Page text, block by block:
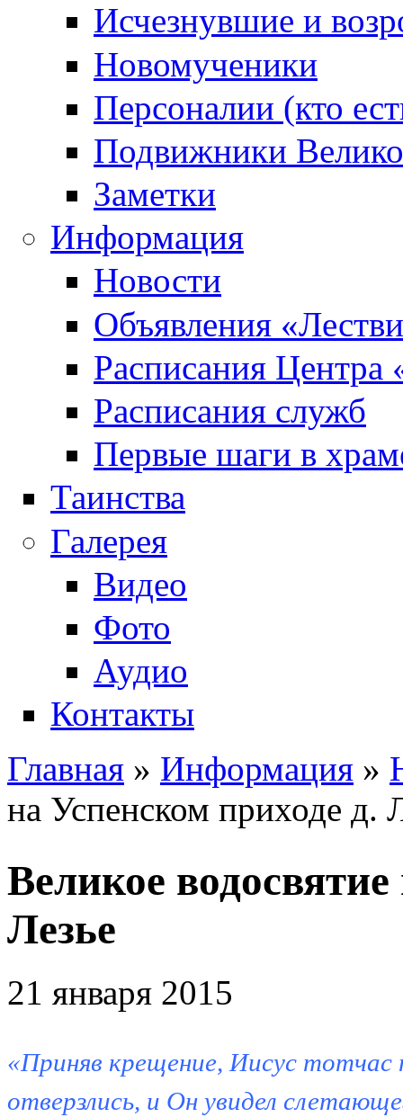
Исчезнувшие и
Новомученики
Персоналии (кто
Подвижники
Заметки
Информация
Новости
Объявления
Расписания Центра
Расписания служб
Первые шаги в
Таинства
Галерея
Видео
Фото
Аудио
Контакты
Вы здесь
Главная » Информация »
на Успенском приходе д.
Великое
Лезье
21 января 2015
«Приняв крещение, Иисус тотчас
отверзлись, и Он увидел